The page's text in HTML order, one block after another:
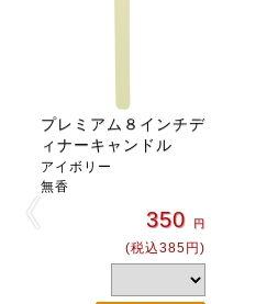
プレミアム８インチデ
ィナーキャンドル
アイボリー
無香
350 円
(税込385円)